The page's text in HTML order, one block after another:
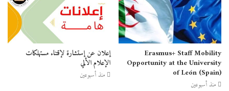
Erasmus+ Staff Mobility
Opportunity at the University
of León (Spain)
منذ أسبوعين
إعلان عن إستشارة لإقتناء مستهلكات
الإعلام الألي
منذ أسبوعين